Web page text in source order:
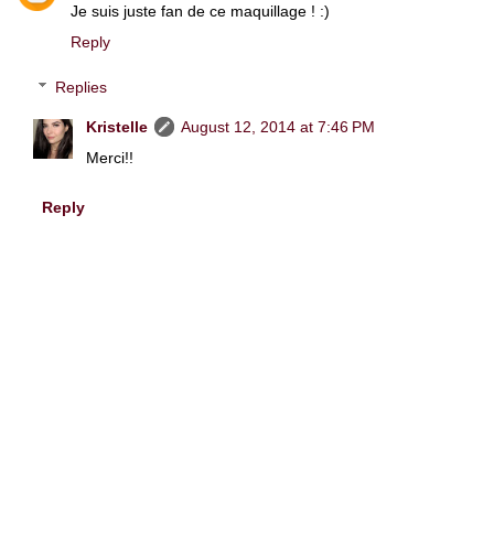
Je suis juste fan de ce maquillage ! :)
Reply
Replies
Kristelle
August 12, 2014 at 7:46 PM
Merci!!
Reply